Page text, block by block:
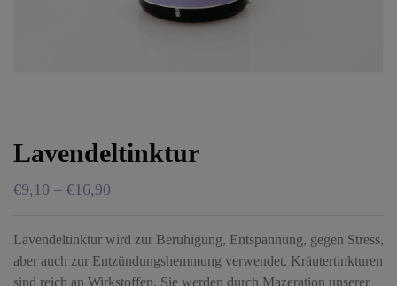
Lavendeltinktur
€9,10 – €16,90
Lavendeltinktur wird zur Beruhigung, Entspannung, gegen Stress,
aber auch zur Entzündungshemmung verwendet. Kräutertinkturen
sind reich an Wirkstoffen. Sie werden durch Mazeration unserer